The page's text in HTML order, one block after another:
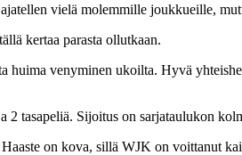
vielä molemmille joukkueille,
kertaa parasta ollutkaan.
venyminen ukoilta. Hyvä
tasapeliä. Sijoitus on sarjataulukon
on kova, sillä WJK on voittanut